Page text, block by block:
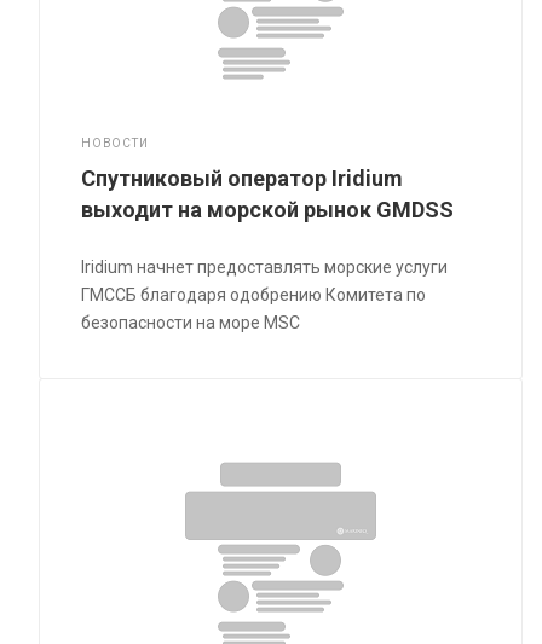
НОВОСТИ
Спутниковый оператор Iridium
выходит на морской рынок GMDSS
Iridium начнет предоставлять морские услуги
ГМССБ благодаря одобрению Комитета по
безопасности на море MSC